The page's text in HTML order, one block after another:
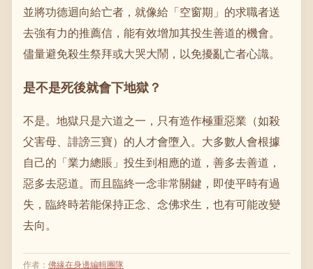
並將功德迴向給亡者，就像給「空窗期」的求職者送
去強有力的推薦信，能有效增加其投生善道的機會。
儘量避免殺生祭拜或大哭大鬧，以免擾亂亡者心識。
是不是死後就會下地獄？
不是。地獄只是六道之一，只有造作極重惡業（如殺
父害母、誹謗三寶）的人才會墮入。大多數人會根據
自己的「業力總賬」投生到相應的道，善多去善道，
惡多去惡道。而且臨終一念非常關鍵，即使平時有過
失，臨終時若能保持正念、念佛求生，也有可能改變
去向。
作者 ： 佛緣在身邊編輯團隊